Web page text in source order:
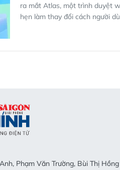
ra mắt Atlas, một trình duyệt
hẹn làm thay đổi cách người
Phạm Văn Trường, Bùi Thị